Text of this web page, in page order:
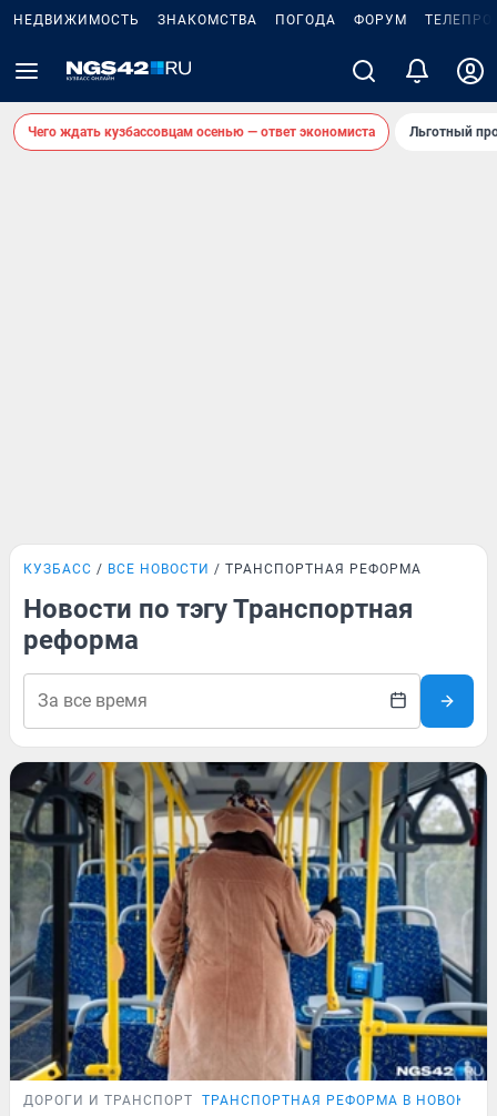
НЕДВИЖИМОСТЬ ЗНАКОМСТВА ПОГОДА ФОРУМ
Чего ждать кузбассовцам осенью — ответ экономиста Льготный
КУЗБАСС ВСЕ НОВОСТИ ТРАНСПОРТНАЯ РЕФОРМА
Новости по тэгу Транспортная
реформа
ДОРОГИ И ТРАНСПОРТ ТРАНСПОРТНАЯ РЕФОРМА В